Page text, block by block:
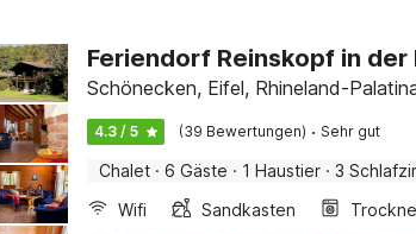
Feriendorf Reinskopf in der
Schönecken, Eifel, Rhineland-
4.3 / 5 (39 Bewertungen) · Sehr gut
Chalet · 6 Gäste · 1 Haustier · 3
Wifi
Sandkasten